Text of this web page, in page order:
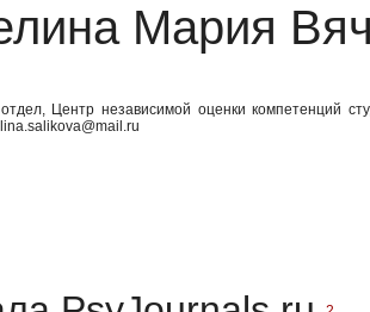
Мария
Центр независимой оценки компетенций